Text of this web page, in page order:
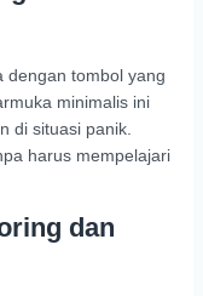
dengan tombol yang
minimalis ini
di situasi panik.
harus mempelajari
dan